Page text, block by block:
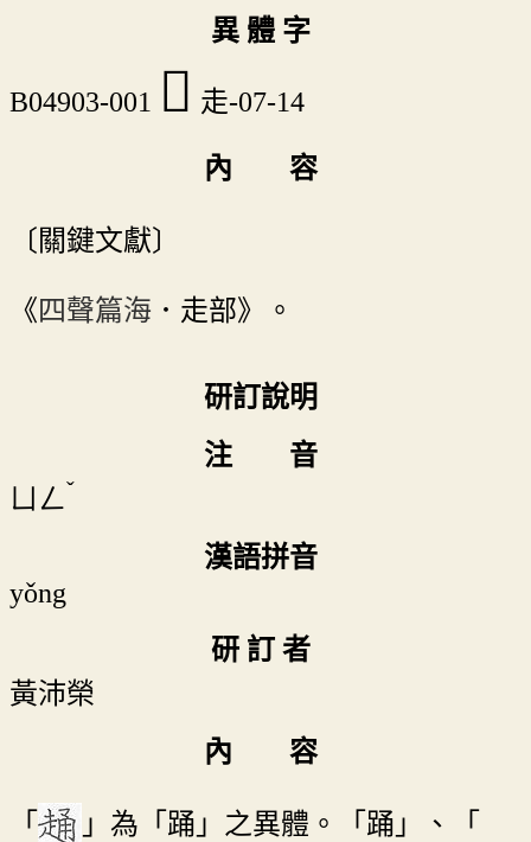
異 體 字
B04903-001 𧻹 走-07-14
內 容
〔關鍵文獻〕
《 四聲篇海 ．走部》。
研訂說明
注 音
ㄩㄥˇ
漢語拼音
yǒng
研 訂 者
黃沛榮
內 容
「
」為「踊」之異體。「踊」、「